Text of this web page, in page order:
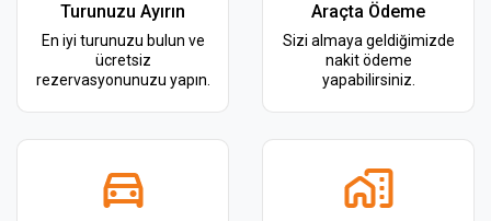
Turunuzu Ayırın
En iyi turunuzu bulun ve
ücretsiz
rezervasyonunuzu yapın.
Araçta Ödeme
Sizi almaya geldiğimizde
nakit ödeme
yapabilirsiniz.